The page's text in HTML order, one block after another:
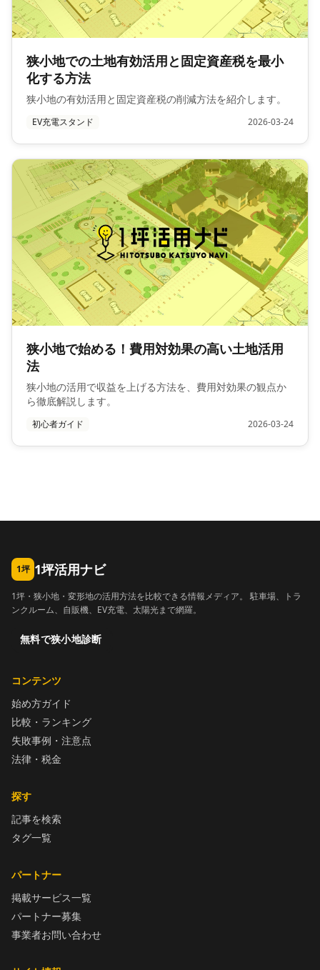
狭小地での土地有効活用と固定資産税を最小
化する方法
狭小地の有効活用と固定資産税の削減方法を紹介します。
EV充電スタンド 2026-03-24
狭小地で始める！費用対効果の高い土地活用
法
狭小地の活用で収益を上げる方法を、費用対効果の観点か
ら徹底解説します。
初心者ガイド 2026-03-24
1坪 1坪活用ナビ
1坪・狭小地・変形地の活用方法を比較できる情報メディア。 駐車場、トラ
ンクルーム、自販機、EV充電、太陽光まで網羅。
無料で狭小地診断
コンテンツ
始め方ガイド
比較・ランキング
失敗事例・注意点
法律・税金
探す
記事を検索
タグ一覧
パートナー
掲載サービス一覧
パートナー募集
事業者お問い合わせ